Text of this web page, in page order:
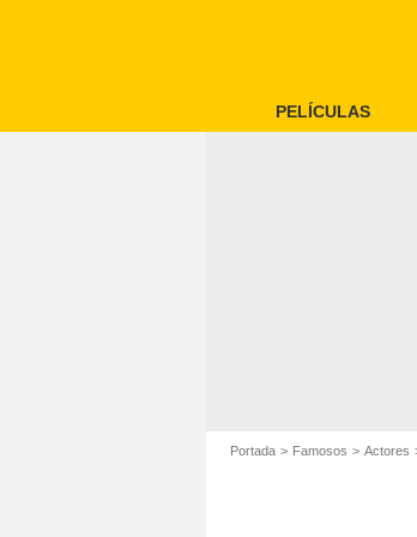
PELÍCULAS
Portada Famosos Actores